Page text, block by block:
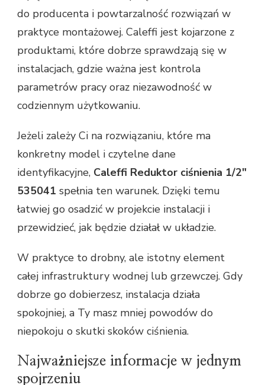
do producenta i powtarzalność rozwiązań w
praktyce montażowej. Caleffi jest kojarzone z
produktami, które dobrze sprawdzają się w
instalacjach, gdzie ważna jest kontrola
parametrów pracy oraz niezawodność w
codziennym użytkowaniu.
Jeżeli zależy Ci na rozwiązaniu, które ma
konkretny model i czytelne dane
identyfikacyjne, Caleffi Reduktor ciśnienia 1/2"
535041 spełnia ten warunek. Dzięki temu
łatwiej go osadzić w projekcie instalacji i
przewidzieć, jak będzie działał w układzie.
W praktyce to drobny, ale istotny element
całej infrastruktury wodnej lub grzewczej. Gdy
dobrze go dobierzesz, instalacja działa
spokojniej, a Ty masz mniej powodów do
niepokoju o skutki skoków ciśnienia.
Najważniejsze informacje w jednym
spojrzeniu